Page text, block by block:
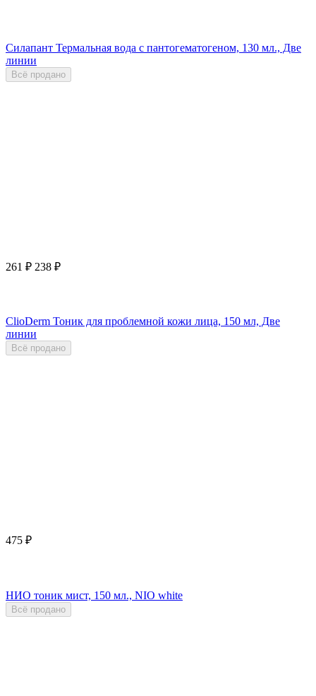
Силапант Термальная вода с пантогематогеном, 130 мл., Две
линии
Всё продано
261 ₽ 238 ₽
ClioDerm Тоник для проблемной кожи лица, 150 мл, Две
линии
Всё продано
475 ₽
НИО тоник мист, 150 мл., NIO white
Всё продано